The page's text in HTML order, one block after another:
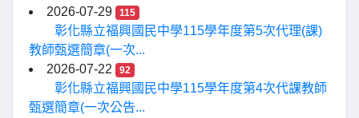
2026-07-29
115
彰化縣立福興國民中學115學年度第5次代理(課)
教師甄選簡章(一次...
2026-07-22
92
彰化縣立福興國民中學115學年度第4次代課教師
甄選簡章(一次公告...